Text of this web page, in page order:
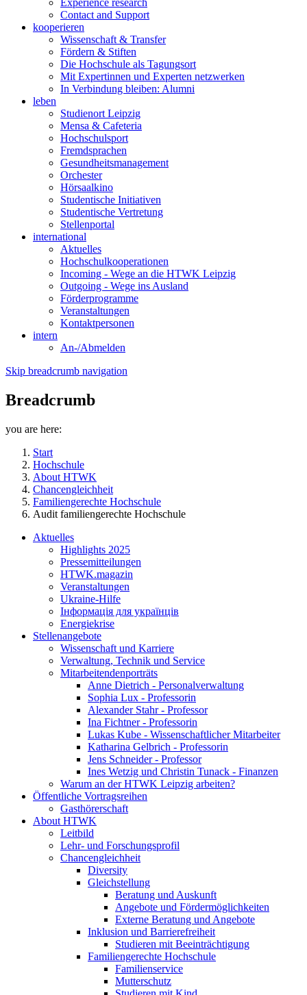
Experience research
Contact and Support
kooperieren
Wissenschaft & Transfer
Fördern & Stiften
Die Hochschule als Tagungsort
Mit Expertinnen und Experten netzwerken
In Verbindung bleiben: Alumni
leben
Studienort Leipzig
Mensa & Cafeteria
Hochschulsport
Fremdsprachen
Gesundheitsmanagement
Orchester
Hörsaalkino
Studentische Initiativen
Studentische Vertretung
Stellenportal
international
Aktuelles
Hochschulkooperationen
Incoming - Wege an die HTWK Leipzig
Outgoing - Wege ins Ausland
Förderprogramme
Veranstaltungen
Kontaktpersonen
intern
An-/Abmelden
Skip breadcrumb navigation
Breadcrumb
you are here:
Start
Hochschule
About HTWK
Chancengleichheit
Familiengerechte Hochschule
Audit familiengerechte Hochschule
Aktuelles
Highlights 2025
Pressemitteilungen
HTWK.magazin
Veranstaltungen
Ukraine-Hilfe
Інформація для українців
Energiekrise
Stellenangebote
Wissenschaft und Karriere
Verwaltung, Technik und Service
Mitarbeitendenporträts
Anne Dietrich - Personalverwaltung
Sophia Lux - Professorin
Alexander Stahr - Professor
Ina Fichtner - Professorin
Lukas Kube - Wissenschaftlicher Mitarbeiter
Katharina Gelbrich - Professorin
Jens Schneider - Professor
Ines Wetzig und Christin Tunack - Finanzen
Warum an der HTWK Leipzig arbeiten?
Öffentliche Vortragsreihen
Gasthörerschaft
About HTWK
Leitbild
Lehr- und Forschungsprofil
Chancengleichheit
Diversity
Gleichstellung
Beratung und Auskunft
Angebote und Fördermöglichkeiten
Externe Beratung und Angebote
Inklusion und Barrierefreiheit
Studieren mit Beeinträchtigung
Familiengerechte Hochschule
Familienservice
Mutterschutz